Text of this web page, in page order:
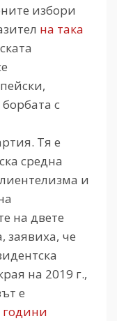
избори
на така
с
Тя е
средна
и
на двете
че
на 2019 г.,
е
години